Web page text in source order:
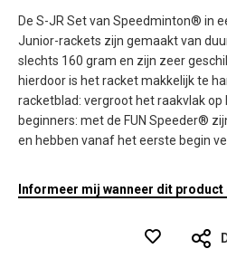
De S-JR Set van Speedminton® in
Junior-rackets zijn gemaakt van
slechts 160 gram en zijn zeer
hierdoor is het racket makkelijk te
racketblad: vergroot het raakvlak
beginners: met de FUN Speeder®
en hebben vanaf het eerste begin
Informeer mij wanneer dit